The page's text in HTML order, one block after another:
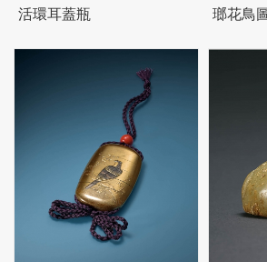
活環耳蓋瓶
瑯花鳥